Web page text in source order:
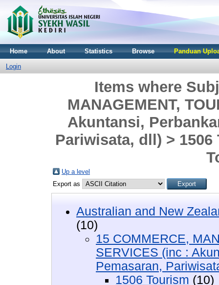
Home About Statistics Browse Panduan
Login
Items where
MANAGEMENT,
Akuntansi,
Pariwisata, dll) >
Up a level
Export as
Australian and New
(10)
15 COMMERCE,
SERVICES (inc :
Pemasaran,
1506 Tourism (10)